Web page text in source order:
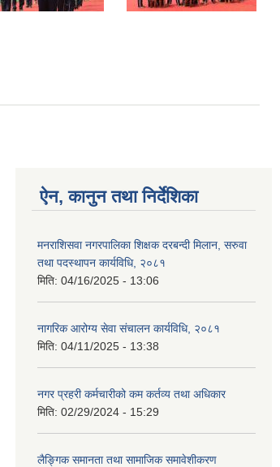
ऐन, कानुन तथा निर्देशिका
मनराशिसवा नगरपालिका शिक्षक दरबन्दी मिलान, सरुवा
तथा पदस्थापन कार्यविधि, २०८१
मिति: 04/16/2025 - 13:06
नागरिक आरोग्य सेवा संचालन कार्यविधि, २०८१
मिति: 04/11/2025 - 13:38
नगर प्रहरी कर्मचारीको कम कर्तव्य तथा अधिकार
मिति: 02/29/2024 - 15:29
लैङ्गिक समानता तथा सामाजिक समावेशीकरण